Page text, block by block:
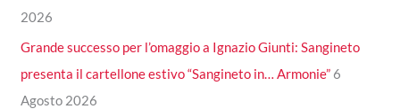
2026
Grande successo per l’omaggio a Ignazio Giunti: Sangineto
presenta il cartellone estivo “Sangineto in… Armonie” 6
Agosto 2026